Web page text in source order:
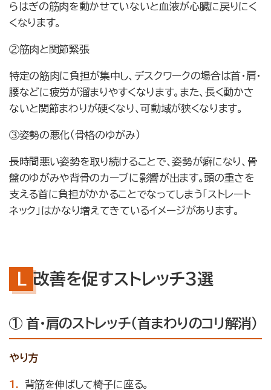
らはぎの筋肉を動かせていないと血液が心臓に戻りにく
くなります。
②筋肉と関節緊張
特定の筋肉に負担が集中し、デスクワークの場合は首・肩・
腰などに疲労が溜まりやすくなります。また、長く動かさ
ないと関節まわりが硬くなり、可動域が狭くなります。
③姿勢の悪化（骨格のゆがみ）
長時間悪い姿勢を取り続けることで、姿勢が癖になり、骨
盤のゆがみや背骨のカーブに影響が出ます。頭の重さを
支える首に負担がかかることでなってしまう「ストレート
ネック」はかなり増えてきているイメージがあります。
改善を促すストレッチ３選
① 首・肩のストレッチ（首まわりのコリ解消）
やり方
背筋を伸ばして椅子に座る。